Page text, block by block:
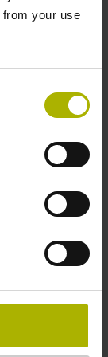
from your use